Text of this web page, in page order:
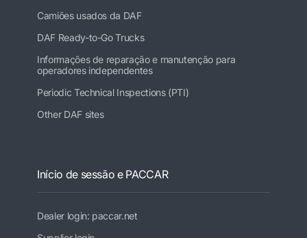
Camiões usados da DAF
DAF Ready-to-Go Trucks
Informações de reparação e manutenção para
operadores independentes
Periodic Technical Inspections (PTI)
Other DAF sites
Início de sessão e PACCAR
Dealer login: paccar.net